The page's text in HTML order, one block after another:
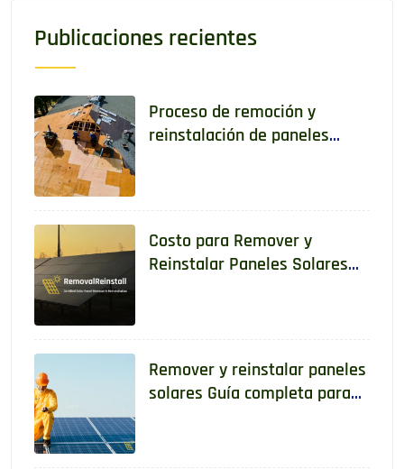
Publicaciones recientes
Proceso de remoción y
reinstalación de paneles
Costo para Remover y
Reinstalar Paneles Solares
Remover y reinstalar paneles
solares Guía completa para